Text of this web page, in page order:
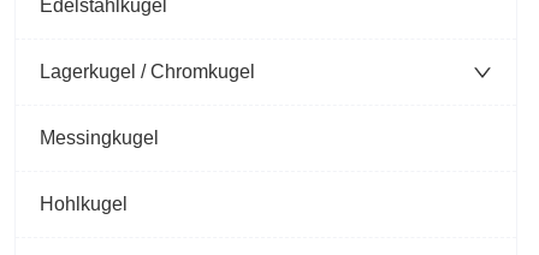
Edelstahlkugel
Lagerkugel / Chromkugel
Messingkugel
Hohlkugel